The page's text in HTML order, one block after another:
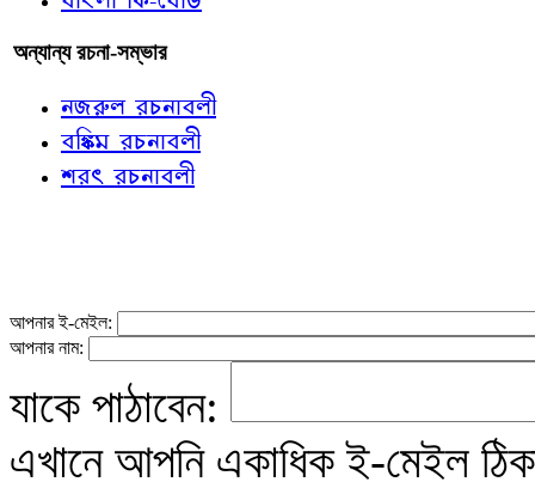
অন্যান্য রচনা-সম্ভার
নজরুল রচনাবলী
বঙ্কিম রচনাবলী
শরৎ রচনাবলী
আপনার ই-মেইল:
আপনার নাম:
যাকে পাঠাবেন:
এখানে আপনি একাধিক ই-মেইল